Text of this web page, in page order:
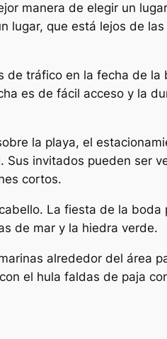
manera de elegir un
lugar, que está lejos de
tráfico en la fecha de la
es de fácil acceso y la
la playa, el
invitados pueden ser
cortos.
La fiesta de la boda
de mar y la hiedra verde.
alrededor del área
el hula faldas de paja